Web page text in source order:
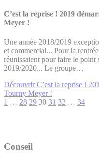
C’est la reprise ! 2019
Meyer !
Une année 2018/2019
et commercial... Pour la
réunissaient pour faire le point
2019/2020... Le groupe…
Découvrir C’est la reprise !
Tourny Meyer !
1 … 28 29 30 31 32 … 34
Conseil